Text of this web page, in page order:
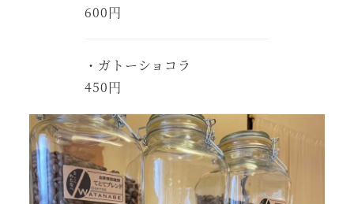
600円
・ガトーショコラ
450円